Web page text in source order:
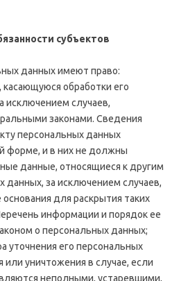
субъектов
данных имеют право:
обработки его
исключением случаев,
законами. Сведения
персональных данных
форме, и в них не должны
данные, относящиеся к другим
данных, за исключением случаев,
для раскрытия таких
информации и порядок ее
о персональных данных;
уточнения его персональных
или уничтожения в случае, если
неполными, устаревшими,